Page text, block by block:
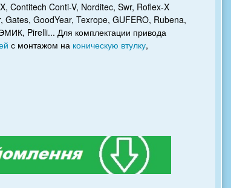
Contitech Conti-V, Norditec, Swr, Roflex-X
GoodYear, Texrope, GUFERO, Rubena,
Pirelli... Для комплектации привода
с монтажом на коническую втулку,